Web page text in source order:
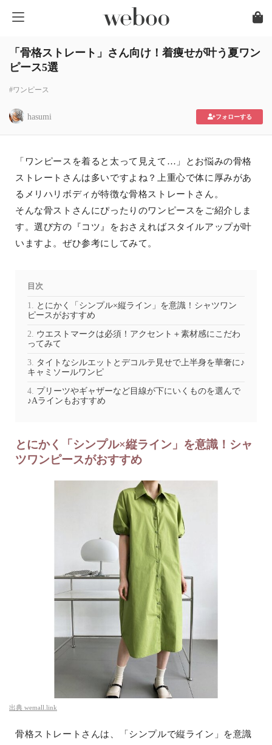
「骨格ストレート」さん向け！着痩せが叶う夏ワン
ピース5選
#ワンピース
hasumi フォローする
「ワンピースを着ると太って見えて…」とお悩みの骨格
ストレートさんは多いですよね？上重心で体に厚みがあ
るメリハリボディが特徴な骨格ストレートさん。
そんな骨ストさんにぴったりのワンピースをご紹介しま
す。選び方の『コツ』をおさえればスタイルアップが叶
いますよ。ぜひ参考にしてみて。
目次
とにかく「シンプル×縦ライン」を意識！シャツワン
ピースがおすすめ
ウエストマークは必須！アクセント＋素材感にこだわ
ってみて
タイトなシルエットとデコルテ見せで上半身を華奢に♪
キャミソールワンピ
プリーツやギャザーなど目線が下にいくものを選んで
♪Aラインもおすすめ
とにかく「シンプル×縦ライン」を意識！シャ
ツワンピースがおすすめ
出典 wemall.link
骨格ストレートさんは、「シンプルで縦ライン」を意識